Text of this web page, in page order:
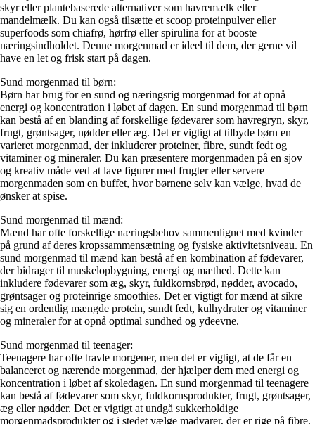
skyr eller plantebaserede alternativer som havremælk eller
mandelmælk. Du kan også tilsætte et scoop proteinpulver eller
superfoods som chiafrø, hørfrø eller spirulina for at booste
næringsindholdet. Denne morgenmad er ideel til dem, der gerne vil
have en let og frisk start på dagen.
Sund morgenmad til børn:
Børn har brug for en sund og næringsrig morgenmad for at opnå
energi og koncentration i løbet af dagen. En sund morgenmad til børn
kan bestå af en blanding af forskellige fødevarer som havregryn, skyr,
frugt, grøntsager, nødder eller æg. Det er vigtigt at tilbyde børn en
varieret morgenmad, der inkluderer proteiner, fibre, sundt fedt og
vitaminer og mineraler. Du kan præsentere morgenmaden på en sjov
og kreativ måde ved at lave figurer med frugter eller servere
morgenmaden som en buffet, hvor børnene selv kan vælge, hvad de
ønsker at spise.
Sund morgenmad til mænd:
Mænd har ofte forskellige næringsbehov sammenlignet med kvinder
på grund af deres kropssammensætning og fysiske aktivitetsniveau. En
sund morgenmad til mænd kan bestå af en kombination af fødevarer,
der bidrager til muskelopbygning, energi og mæthed. Dette kan
inkludere fødevarer som æg, skyr, fuldkornsbrød, nødder, avocado,
grøntsager og proteinrige smoothies. Det er vigtigt for mænd at sikre
sig en ordentlig mængde protein, sundt fedt, kulhydrater og vitaminer
og mineraler for at opnå optimal sundhed og ydeevne.
Sund morgenmad til teenager:
Teenagere har ofte travle morgener, men det er vigtigt, at de får en
balanceret og nærende morgenmad, der hjælper dem med energi og
koncentration i løbet af skoledagen. En sund morgenmad til teenagere
kan bestå af fødevarer som skyr, fuldkornsprodukter, frugt, grøntsager,
æg eller nødder. Det er vigtigt at undgå sukkerholdige
morgenmadsprodukter og i stedet vælge madvarer, der er rige på fibre,